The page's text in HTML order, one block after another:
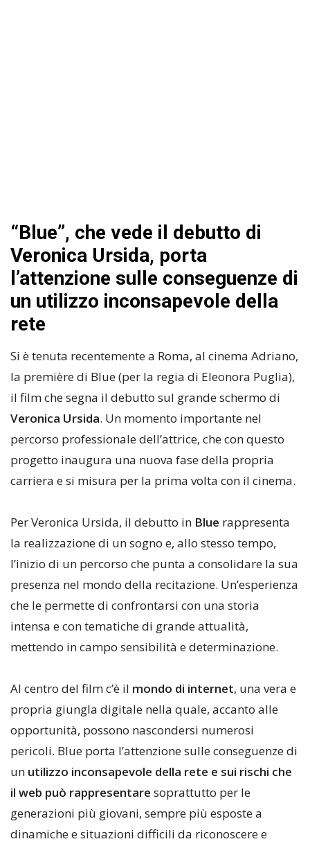
“Blue”, che vede il debutto di
Veronica Ursida, porta
l’attenzione sulle conseguenze di
un utilizzo inconsapevole della
rete
Si è tenuta recentemente a Roma, al cinema Adriano,
la première di Blue (per la regia di Eleonora Puglia),
il film che segna il debutto sul grande schermo di
Veronica Ursida. Un momento importante nel
percorso professionale dell’attrice, che con questo
progetto inaugura una nuova fase della propria
carriera e si misura per la prima volta con il cinema.
Per Veronica Ursida, il debutto in Blue rappresenta
la realizzazione di un sogno e, allo stesso tempo,
l’inizio di un percorso che punta a consolidare la sua
presenza nel mondo della recitazione. Un’esperienza
che le permette di confrontarsi con una storia
intensa e con tematiche di grande attualità,
mettendo in campo sensibilità e determinazione.
Al centro del film c’è il mondo di internet, una vera e
propria giungla digitale nella quale, accanto alle
opportunità, possono nascondersi numerosi
pericoli. Blue porta l’attenzione sulle conseguenze di
un utilizzo inconsapevole della rete e sui rischi che
il web può rappresentare soprattutto per le
generazioni più giovani, sempre più esposte a
dinamiche e situazioni difficili da riconoscere e